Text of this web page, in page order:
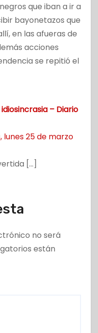
que iban a ir a
bayonetazos que
en las afueras de
acciones
se repitió el
– Diario
lunes 25 de marzo
[…]
no será
están